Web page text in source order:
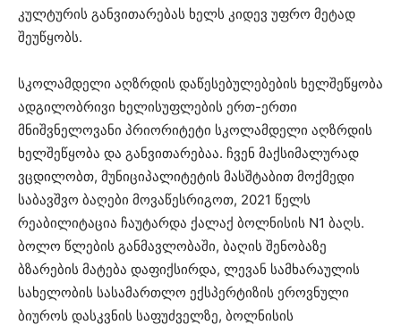
კულტურის განვითარებას ხელს კიდევ უფრო მეტად
შეუწყობს.
სკოლამდელი აღზრდის დაწესებულებების ხელშეწყობა
ადგილობრივი ხელისუფლების ერთ-ერთი
მნიშვნელოვანი პრიორიტეტი სკოლამდელი აღზრდის
ხელშეწყობა და განვითარებაა. ჩვენ მაქსიმალურად
ვცდილობთ, მუნიციპალიტეტის მასშტაბით მოქმედი
საბავშვო ბაღები მოვაწესრიგოთ, 2021 წელს
რეაბილიტაცია ჩაუტარდა ქალაქ ბოლნისის N1 ბაღს.
ბოლო წლების განმავლობაში, ბაღის შენობაზე
ბზარების მატება დაფიქსირდა, ლევან სამხარაულის
სახელობის სასამართლო ექსპერტიზის ეროვნული
ბიუროს დასკვნის საფუძველზე, ბოლნისის